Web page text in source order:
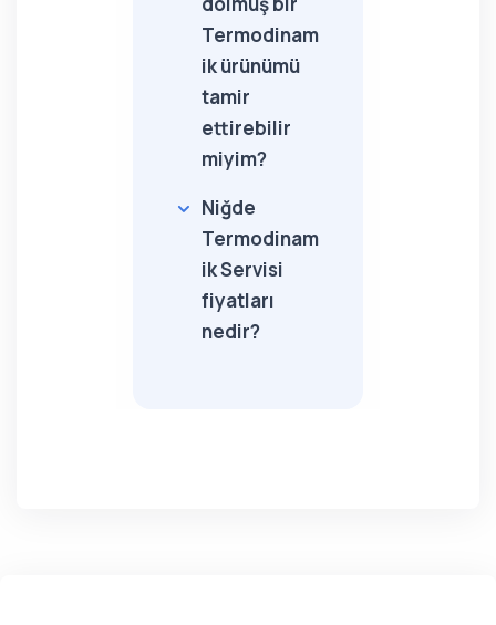
Termodinam
ik ürünümü
tamir
ettirebilir
miyim?
Niğde
Termodinam
ik Servisi
fiyatları
nedir?